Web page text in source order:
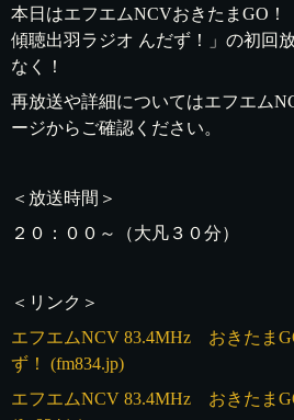
本日はエフエムNCVおきたまGO
傾聴出羽ラジオ んだず！」の初回
なく！
再放送や詳細についてはエフエム
ージからご確認ください。
＜放送時間＞
２０：００～（大凡３０分）
＜リンク＞
エフエムNCV 83.4MHz おきたま
ず！ (fm834.jp)
エフエムNCV 83.4MHz おきたま